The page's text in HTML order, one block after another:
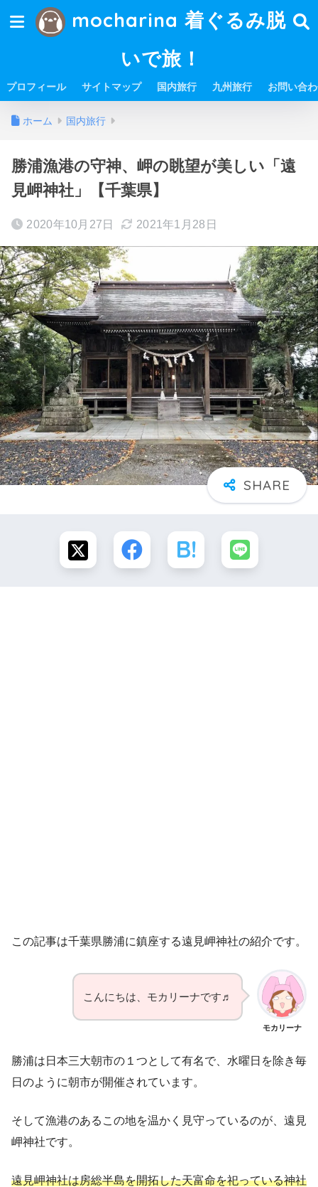
mocharina 着ぐるみ脱
いで旅！
プロフィール サイトマップ 国内旅行 九州旅行 お問い合
ホーム 国内旅行
勝浦漁港の守神、岬の眺望が美しい「遠
見岬神社」【千葉県】
2020年10月27日 2021年1月28日
この記事は千葉県勝浦に鎮座する遠見岬神社の紹介です。
モカリーナ
こんにちは、モカリーナです♬
勝浦は日本三大朝市の１つとして有名で、水曜日を除き毎
日のように朝市が開催されています。
そして漁港のあるこの地を温かく見守っているのが、遠見
岬神社です。
遠見岬神社は房総半島を開拓した天富命を祀っている神社